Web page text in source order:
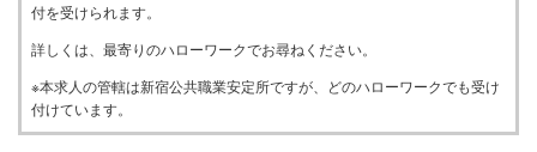
付を受けられます。
詳しくは、最寄りのハローワークでお尋ねください。
※本求人の管轄は新宿公共職業安定所ですが、どのハローワークでも受け
付けています。